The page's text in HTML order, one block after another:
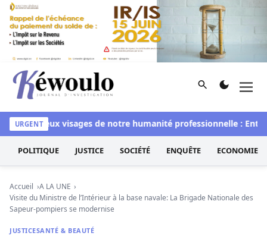
Aller au contenu
Kéwoulo, le premier site d'information et d'investigation
Rechercher
URGENT
Les deux visages de notre humanité professionnelle : Entre
POLITIQUE JUSTICE SOCIÉTÉ ENQUÊTE ECONOMIE
Accueil
A LA UNE
Visite du Ministre de l’Intérieur à la base navale: La Brigade Nationale des
Sapeur-pompiers se modernise
JUSTICESANTÉ & BEAUTÉ